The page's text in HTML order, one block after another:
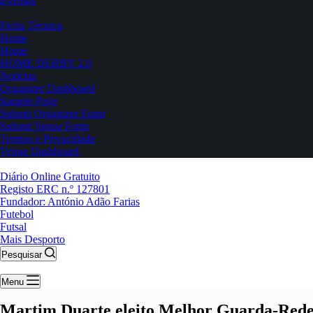
Ficha Técnica
Home
Home
HOME DERBY 2.0
Notícias
Organizer Dashboard
Sample Page
Submit Organizer Form
Submit Venue Form
Termos e Privacidade
Venue Dashboard
Diário Online Gratuito
Registo ERC n.º 127801
Fundador: António Adão Farias
Futebol
Futsal
Mais Desporto
Pesquisar
Menu